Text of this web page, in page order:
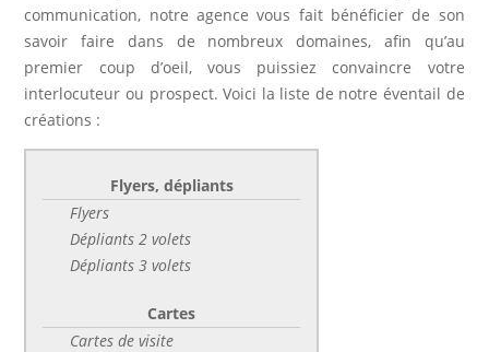
communication, notre agence vous fait bénéficier de son
savoir faire dans de nombreux domaines, afin qu’au
premier coup d’oeil, vous puissiez convaincre votre
interlocuteur ou prospect. Voici la liste de notre éventail de
créations :
Flyers, dépliants
Flyers
Dépliants 2 volets
Dépliants 3 volets
Cartes
Cartes de visite